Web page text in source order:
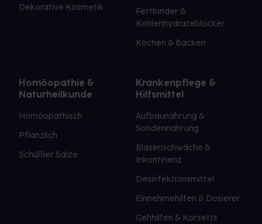
Dekorative Kosmetik
Fettbinder &
Kohlenhydrateblocker
Kochen & Backen
Homöopathie &
Naturheilkunde
Homöopathisch
Pflanzlich
Schüßler Salze
Krankenpflege &
Hilfsmittel
Aufbaunahrung &
Sondennahrung
Blasenschwäche &
Inkontinenz
Desinfektionsmittel
Einnehmehilfen & Dosierer
Gehhilfen & Korsetts